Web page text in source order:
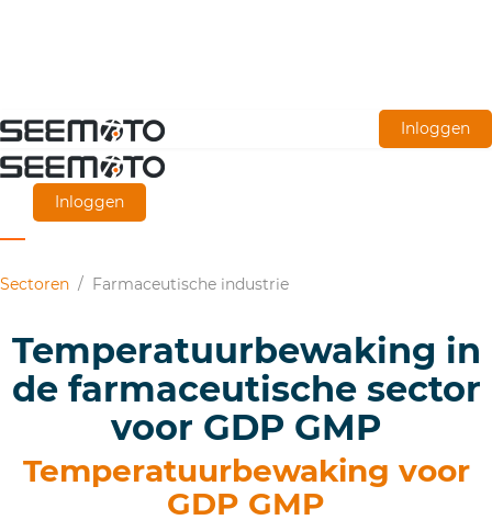
Ga
naar
hoofdinhoud
Inloggen
Inloggen
Sectoren / Farmaceutische industrie
Temperatuurbewaking in
de farmaceutische sector
voor GDP GMP
Temperatuurbewaking voor
GDP GMP